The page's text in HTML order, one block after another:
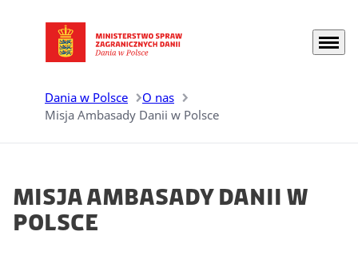
Przejdź do strony głównej Menu
Dania w Polsce
O nas
Misja Ambasady Danii w Polsce
Misja Ambasady Danii w
Polsce